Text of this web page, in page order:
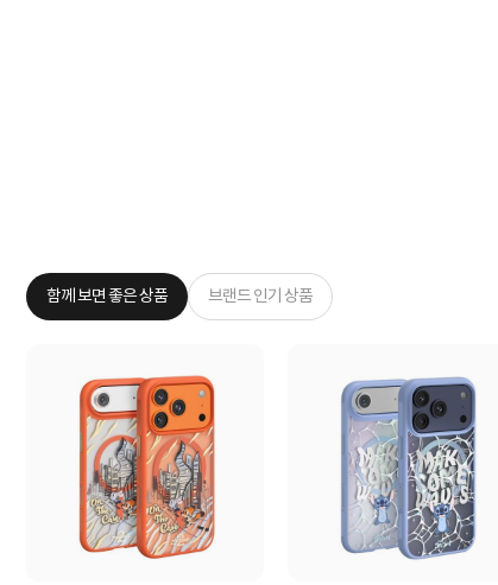
함께 보면 좋은 상품 브랜드 인기 상품